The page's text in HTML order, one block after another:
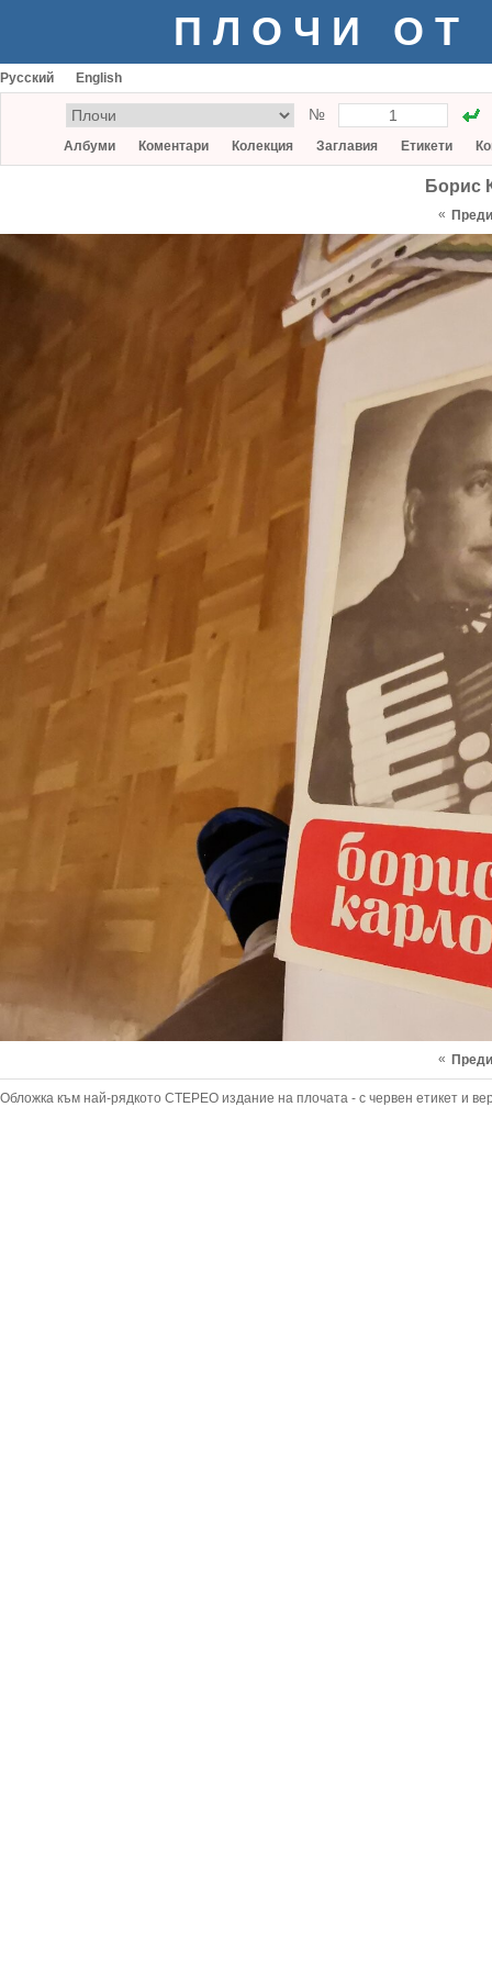
ПЛОЧИ ОТ
Русский English
№
Албуми Коментари Колекция Заглавия Етикети
Борис
«
«
Обложка към най-рядкото СТЕРЕО издание на плочата - с червен етикет и